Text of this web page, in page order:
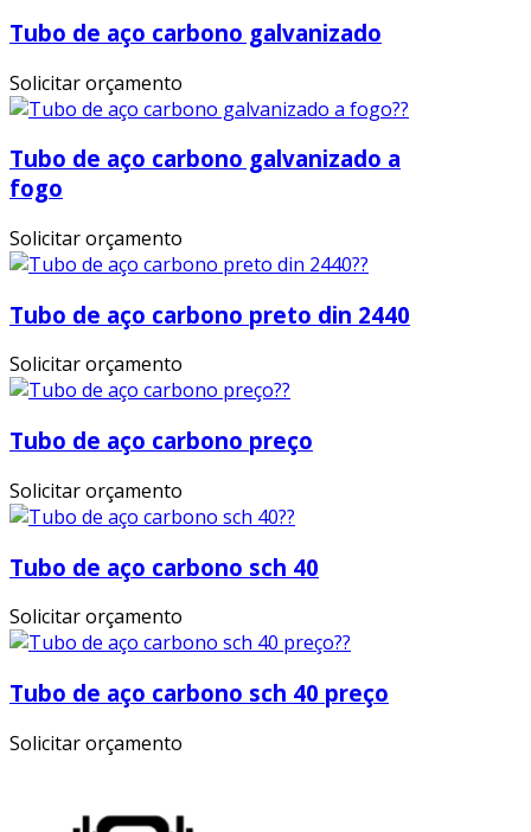
Tubo de aço carbono galvanizado
Solicitar orçamento
Tubo de aço carbono galvanizado a
fogo
Solicitar orçamento
Tubo de aço carbono preto din 2440
Solicitar orçamento
Tubo de aço carbono preço
Solicitar orçamento
Tubo de aço carbono sch 40
Solicitar orçamento
Tubo de aço carbono sch 40 preço
Solicitar orçamento